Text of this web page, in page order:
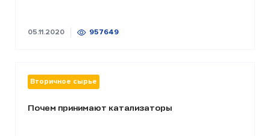
05.11.2020 957649
Вторичное сырье
Почем принимают катализаторы